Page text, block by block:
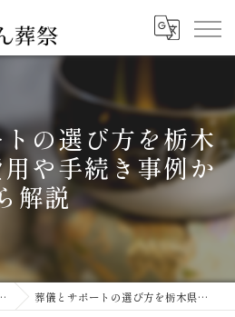
の選び方を栃木
や手続き事例か
解説
葬儀とサポートの選び方を栃木県小山市で費用や手続き事例から解説